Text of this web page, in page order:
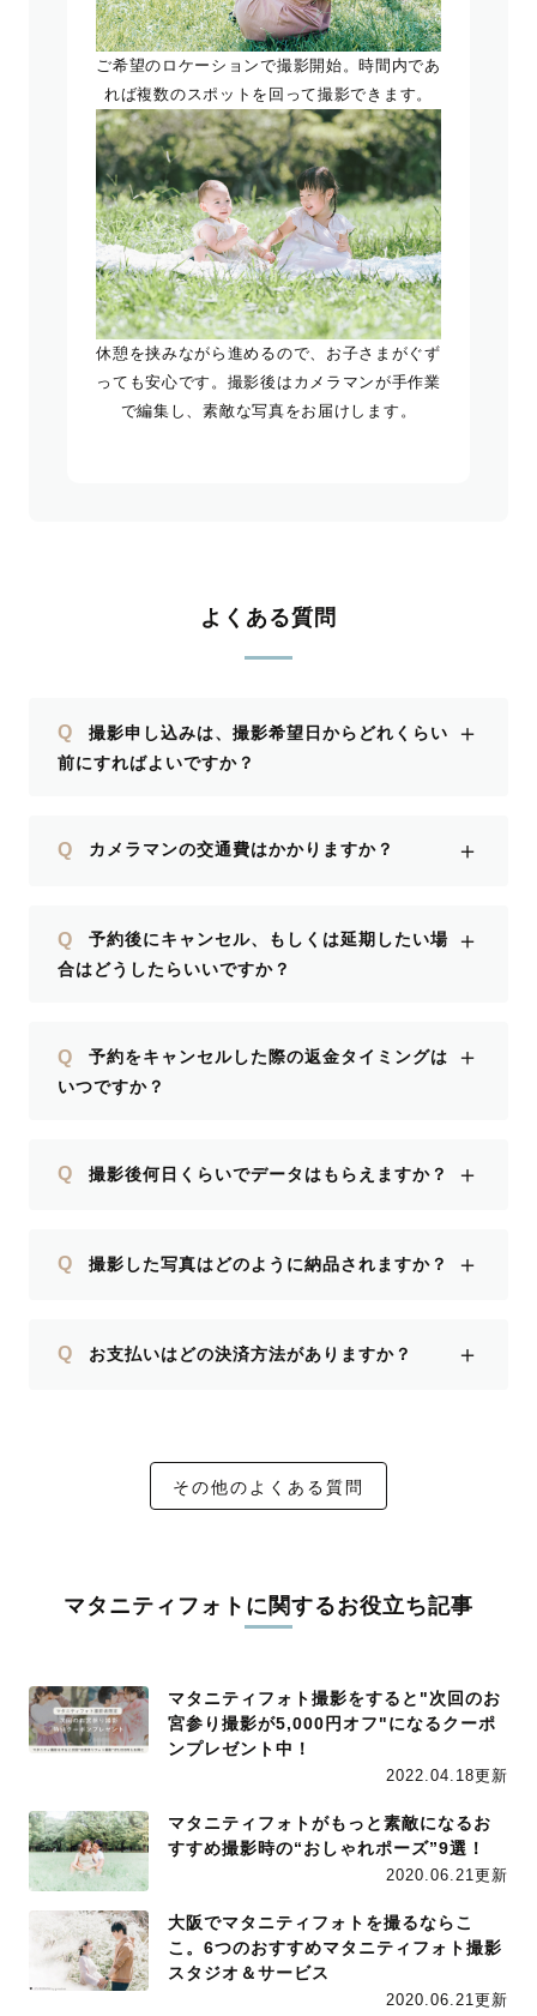
ご希望のロケーションで撮影開始。時間内であ
れば複数のスポットを回って撮影できます。
休憩を挟みながら進めるので、お子さまがぐず
っても安心です。撮影後はカメラマンが手作業
で編集し、素敵な写真をお届けします。
よくある質問
Q
撮影申し込みは、撮影希望日からどれくらい
前にすればよいですか？
＋
Q カメラマンの交通費はかかりますか？ ＋
Q
予約後にキャンセル、もしくは延期したい場
合はどうしたらいいですか？
＋
Q
予約をキャンセルした際の返金タイミングは
いつですか？
＋
Q 撮影後何日くらいでデータはもらえますか？ ＋
Q 撮影した写真はどのように納品されますか？ ＋
Q お支払いはどの決済方法がありますか？ ＋
その他のよくある質問
マタニティフォトに関するお役立ち記事
マタニティフォト撮影をすると"次回のお
宮参り撮影が5,000円オフ"になるクーポ
ンプレゼント中！
2022.04.18更新
マタニティフォトがもっと素敵になるお
すすめ撮影時の“おしゃれポーズ”9選！
2020.06.21更新
大阪でマタニティフォトを撮るならこ
こ。6つのおすすめマタニティフォト撮影
スタジオ＆サービス
2020.06.21更新